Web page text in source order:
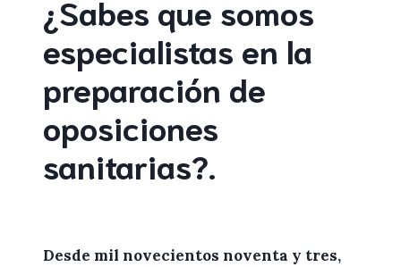
¿Sabes que somos
especialistas en la
preparación de
oposiciones
sanitarias?.
Desde mil novecientos noventa y tres,